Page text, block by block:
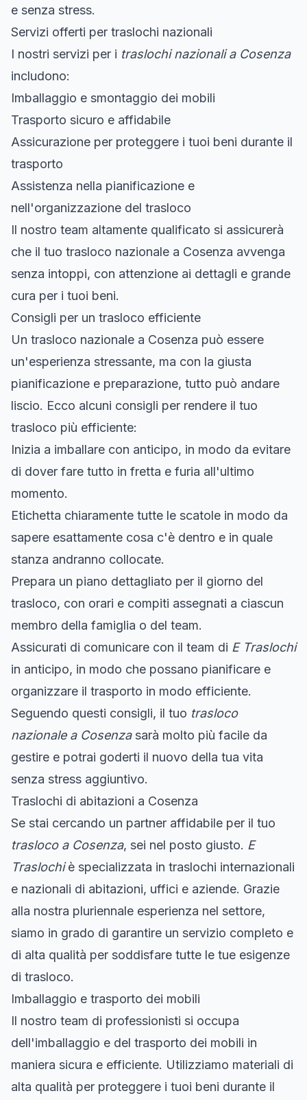
e senza stress.
Servizi offerti per traslochi nazionali
I nostri servizi per i traslochi nazionali a Cosenza
includono:
Imballaggio e smontaggio dei mobili
Trasporto sicuro e affidabile
Assicurazione per proteggere i tuoi beni durante il
trasporto
Assistenza nella pianificazione e
nell'organizzazione del trasloco
Il nostro team altamente qualificato si assicurerà
che il tuo trasloco nazionale a Cosenza avvenga
senza intoppi, con attenzione ai dettagli e grande
cura per i tuoi beni.
Consigli per un trasloco efficiente
Un trasloco nazionale a Cosenza può essere
un'esperienza stressante, ma con la giusta
pianificazione e preparazione, tutto può andare
liscio. Ecco alcuni consigli per rendere il tuo
trasloco più efficiente:
Inizia a imballare con anticipo, in modo da evitare
di dover fare tutto in fretta e furia all'ultimo
momento.
Etichetta chiaramente tutte le scatole in modo da
sapere esattamente cosa c'è dentro e in quale
stanza andranno collocate.
Prepara un piano dettagliato per il giorno del
trasloco, con orari e compiti assegnati a ciascun
membro della famiglia o del team.
Assicurati di comunicare con il team di E Traslochi
in anticipo, in modo che possano pianificare e
organizzare il trasporto in modo efficiente.
Seguendo questi consigli, il tuo trasloco
nazionale a Cosenzasarà molto più facile da
gestire e potrai goderti il nuovo della tua vita
senza stress aggiuntivo.
Traslochi di abitazioni a Cosenza
Se stai cercando un partner affidabile per il tuo
trasloco a Cosenza, sei nel posto giusto. E
Traslochiè specializzata in traslochi internazionali
e nazionali di abitazioni, uffici e aziende. Grazie
alla nostra pluriennale esperienza nel settore,
siamo in grado di garantire un servizio completo e
di alta qualità per soddisfare tutte le tue esigenze
di trasloco.
Imballaggio e trasporto dei mobili
Il nostro team di professionisti si occupa
dell'imballaggio e del trasporto dei mobili in
maniera sicura e efficiente. Utilizziamo materiali di
alta qualità per proteggere i tuoi beni durante il